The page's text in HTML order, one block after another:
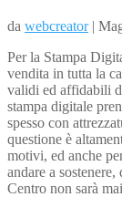
da webcreator|
Per la Stampa
vendita in tutta la
validi ed affidabili
stampa digitale
spesso con
questione è
motivi, ed anche
andare a
Centro non sarà